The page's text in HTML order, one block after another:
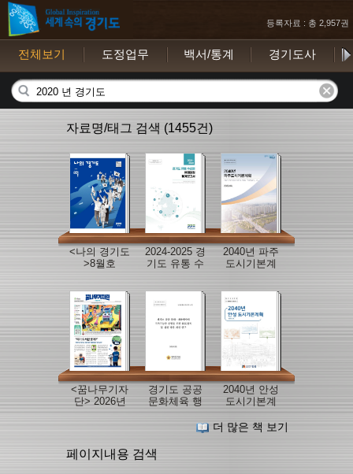
등록자료 : 총 2,957권
전체보기 도정업무 백서/통계 경기도사
자료명/태그 검색 (1455건)
<나의 경기도
>8월호
2024-2025 경
기도 유통 수
2040년 파주
도시기본계
<꿈나무기자
단> 2026년
여름방학호
경기도 공공
문화체육 행
사의 지속가
능한 운영을
위한 ESG접
목 및 실천 방
안 개선 연구
2040년 안성
도시기본계
획
더 많은 책 보기
페이지내용 검색